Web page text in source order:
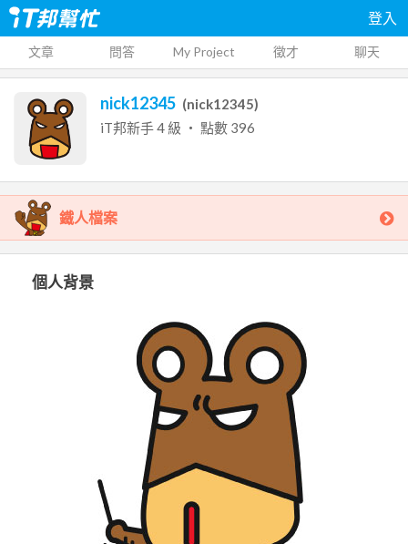
登入
文章 問答 My Project 徵才 聊天
nick12345 (nick12345)
iT邦新手4 級 ‧ 點數 396
鐵人檔案
個人背景